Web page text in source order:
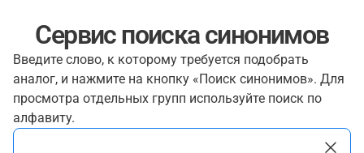
Сервис поиска синонимов
Введите слово, к которому требуется подобрать
аналог, и нажмите на кнопку «Поиск синонимов». Для
просмотра отдельных групп используйте поиск по
алфавиту.